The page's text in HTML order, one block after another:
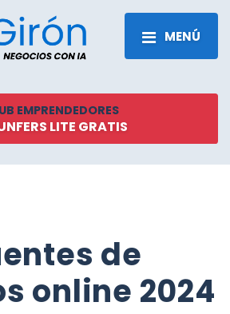
MENÚ
EMPRENDEDORES
LITE GRATIS
de
online 2024